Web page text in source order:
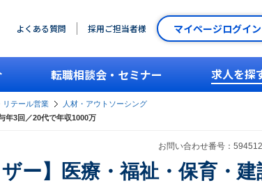
よくある質問 採用ご担当者様 マイページログイン
転職相談会・セミナー 求人を探
リテール営業
人材・アウトソーシング
年3回／20代で年収1000万
お問い合わせ番号：
ー】医療・福祉・保育・